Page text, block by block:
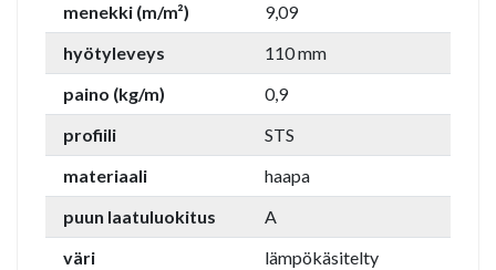
menekki (m/m²)
9,09
hyötyleveys
110 mm
paino (kg/m)
0,9
profiili
STS
materiaali
haapa
puun laatuluokitus
A
väri
lämpökäsitelty